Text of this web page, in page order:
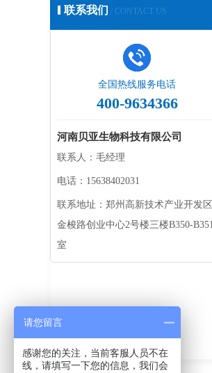
联系我们 / CONTACT US
全国热线服务电话
400-9634366
河南贝亚生物科技有限公司
联系人：毛经理
电话：15638402031
联系地址：郑州高新技术产业开发区
金梭路创业中心2号楼三楼B350-
室
请您留言
感谢您的关注，当前客服人员不在
线，请填写一下您的信息，我们会